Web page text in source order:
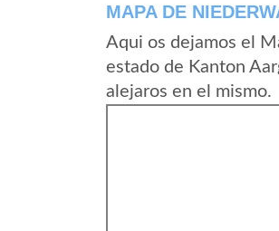
MAPA DE
Aqui os dejamos el
estado de Kanton
alejaros en el mismo.